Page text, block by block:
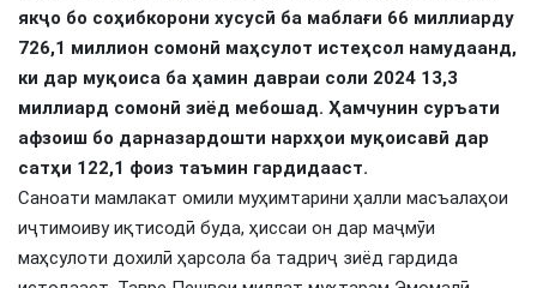
якҷо бо соҳибкорони хусусӣ ба маблағи 66 миллиарду
726,1 миллион сомонӣ маҳсулот истеҳсол намудаанд,
ки дар муқоиса ба ҳамин давраи соли 2024 13,3
миллиард сомонӣ зиёд мебошад. Ҳамчунин суръати
афзоиш бо дарназардошти нархҳои муқоисавӣ дар
сатҳи 122,1 фоиз таъмин гардидааст.
Саноати мамлакат омили муҳимтарини ҳалли масъалаҳои
иҷтимоиву иқтисодӣ буда, ҳиссаи он дар маҷмӯи
маҳсулоти дохилӣ ҳарсола ба тадриҷ зиёд гардида